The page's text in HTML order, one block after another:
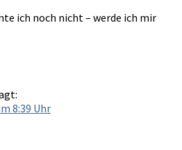
ich noch nicht – werde ich mir
8:39 Uhr